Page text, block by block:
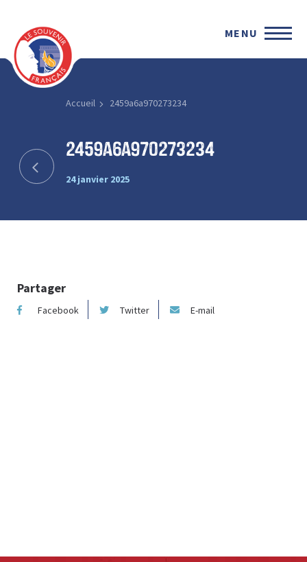
MENU
Accueil 2459a6a970273234
2459a6a970273234
24 janvier 2025
Partager
Facebook Twitter E-mail